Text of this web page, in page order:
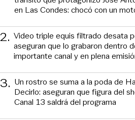
en Las Condes: chocó con un
2. Video triple equis filtrado desata
aseguran que lo grabaron dentro
importante canal y en plena
3. Un rostro se suma a la poda de
Decirlo: aseguran que figura del
Canal 13 saldrá del programa